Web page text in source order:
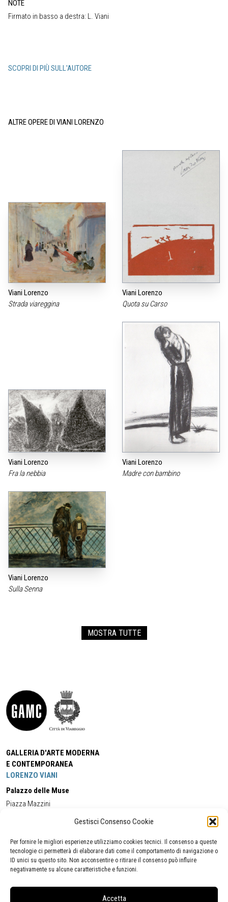
Gestisci Consenso Cookie
Per fornire le migliori esperienze utilizziamo cookies tecnici. Il consenso a queste
tecnologie ci permetterà di elaborare dati come il comportamento di navigazione o
ID unici su questo sito. Non acconsentire o ritirare il consenso può influire
negativamente su alcune caratteristiche e funzioni.
Accetta
NOTE
Firmato in basso a destra: L. Viani
SCOPRI DI PIÙ SULL'AUTORE
ALTRE OPERE DI VIANI LORENZO
Viani Lorenzo
Strada viareggina
Viani Lorenzo
Quota su Carso
Viani Lorenzo
Fra la nebbia
Viani Lorenzo
Madre con bambino
Viani Lorenzo
Sulla Senna
MOSTRA TUTTE
GALLERIA D'ARTE MODERNA
E CONTEMPORANEA
LORENZO VIANI
Palazzo delle Muse
Piazza Mazzini
Cell:+39 338 5714978 (orario apertura Galleria)
Tel:
+39 0584 944580
(orario 09.00/13.00)
Email:gamc@comune.viareggio.lu.it
Segnalazione di inaccessibilità